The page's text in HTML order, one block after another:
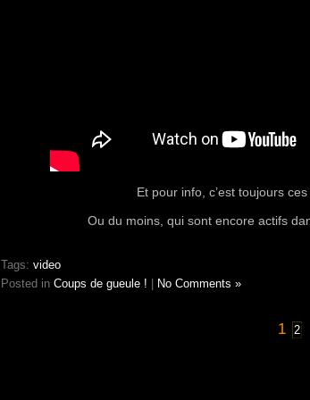
Et pour info, c’est toujours
Ou du moins, qui sont encore actifs
Tags: video
Posted in Coups de gueule ! No Comments »
1 2